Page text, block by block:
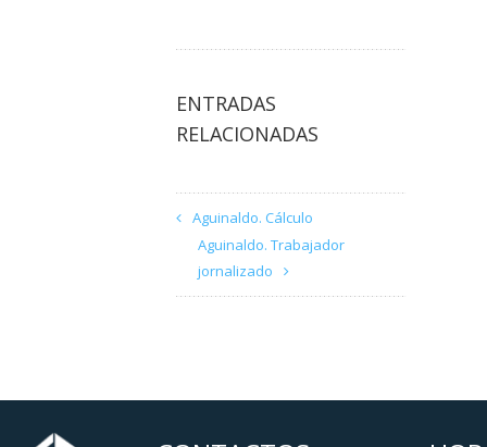
ENTRADAS
RELACIONADAS
Aguinaldo. Cálculo
Aguinaldo. Trabajador
jornalizado